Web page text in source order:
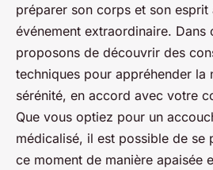
préparer son corps et son
événement extraordinaire. Dans
proposons de découvrir des
techniques pour appréhender la
sérénité, en accord avec votre
Que vous optiez pour un
médicalisé, il est possible de se
ce moment de manière apaisée